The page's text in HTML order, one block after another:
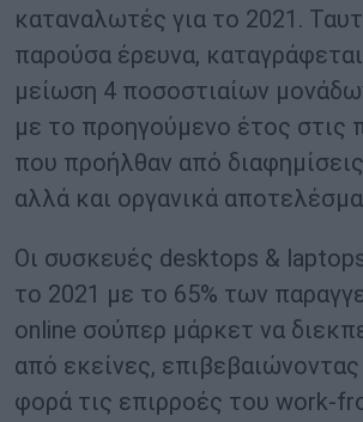
καταναλωτές για το 2021.
παρούσα έρευνα,
μείωση 4 ποσοστιαίων
με το προηγούμενο έτος στις
που προήλθαν από
αλλά και οργανικά
Οι συσκευές desktops &
το 2021 με το 65% των
online σούπερ μάρκετ να
από εκείνες,
φορά τις επιρροές του work-